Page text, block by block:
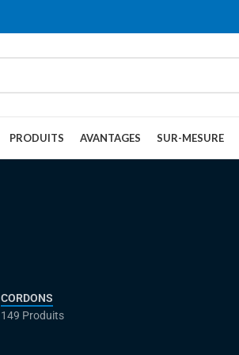
PRODUITS AVANTAGES SUR-MESURE
CORDONS
149 Produits